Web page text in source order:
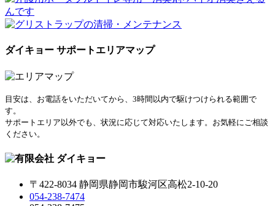
ダイキョー サポートエリアマップ
目安は、お電話をいただいてから、3時間以内で駆けつけられる範囲で
す。
サポートエリア以外でも、状況に応じて対応いたします。お気軽にご相談
ください。
〒422-8034 静岡県静岡市駿河区高松2-10-20
054-238-7474